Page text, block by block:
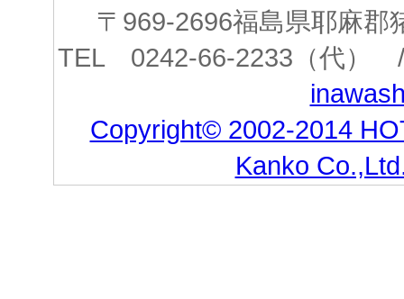
〒969-2696福島県耶麻
TEL 0242-66-2233（代
Copyright© 2002-2014
Kanko